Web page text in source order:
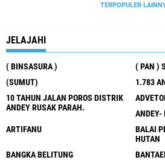
TERPOPULER
JELAJAHI
( BINSASURA )
( PAN )
(SUMUT)
1.783
10 TAHUN JALAN POROS DISTRIK
ANDEY RUSAK PARAH.
ANDEY-
ARTIFANU
BALAI
HUTAN
BANGKA BELITUNG